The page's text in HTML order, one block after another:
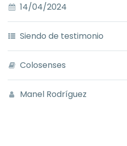
14/04/2024
Siendo de testimonio
Colosenses
Manel Rodríguez